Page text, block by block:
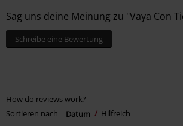
15.
Superstar (Live Konzert)
16. Schutzgeist der Scheiße (Live Konzert)
17. Narben (Live Konzert)
20. Feuer (Live Konzert)
21. Danke für alles (Schlussansage) (Live Konzert)
Sag uns deine Meinung zu "Vaya Con
Schreibe eine Bewertung
How do reviews work?
Sortieren nach
Datum Hilfreich